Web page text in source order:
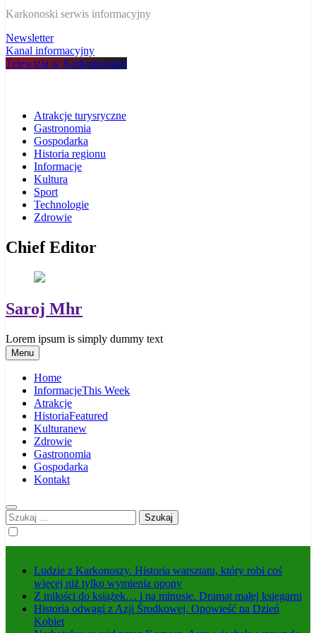
W Karkonoszach
Karkonoski serwis informacyjny
Newsletter
Kanal informacyjny
Telewizja w Karkonoszach
Atrakcje turysryczne
Gastronomia
Gospodarka
Historia regionu
Informacje
Kultura
Sport
Technologie
Zdrowie
Chief Editor
Saroj Mhr
Lorem ipsum is simply dummy text
Menu
Home
InformacjeThis Week
Atrakcje
HistoriaFeatured
Kulturanew
Zdrowie
Gastronomia
Gospodarka
Kontakt
Szukaj:
Ludzie z Karkonoszy. Historia warsztatu, który robi coś
więcej niż tylko wymienia opony
Z miłości do książek… i na minusie. Dramat małej księgarni
Historia odwagi z Azji Środkowej. Opowieść na Dzień
Kobiet